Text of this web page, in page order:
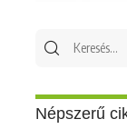
Keresés
Népszerű